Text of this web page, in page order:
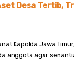
Desa Tertib,
Kapolda Jawa
anggota agar